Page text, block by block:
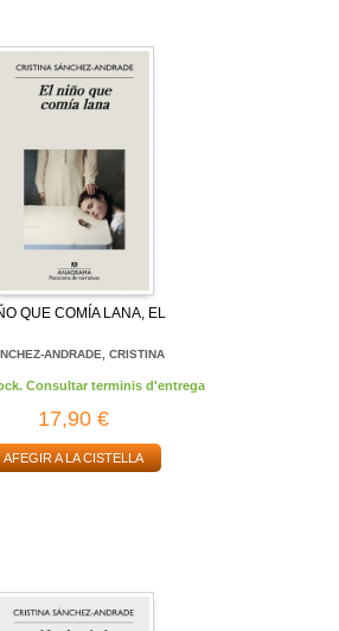
QUE COMÍA LANA, EL
ANDRADE, CRISTINA
Consultar terminis d'entrega
17,90 €
AFEGIR A LA CISTELLA